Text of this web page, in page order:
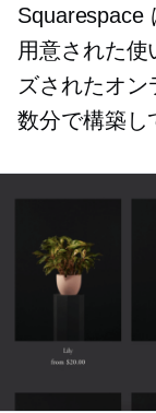
Squarespace
用意された使
ズされたオ
数分で構築し